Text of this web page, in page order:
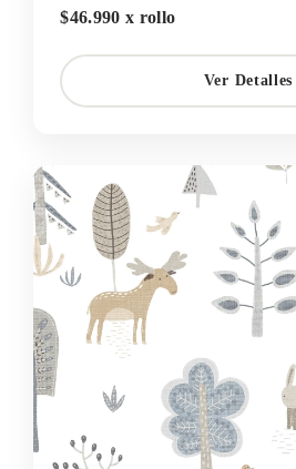
$46.990 x rollo
Ver Detalles